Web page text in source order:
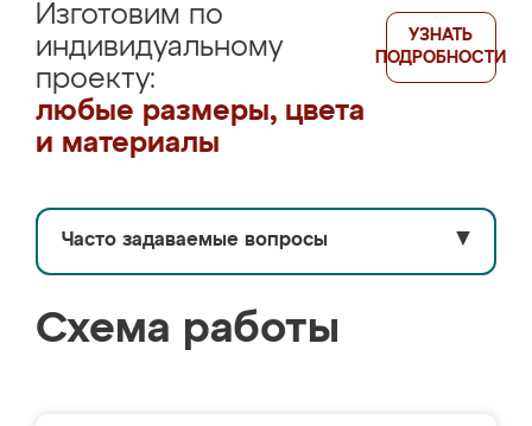
Изготовим по
индивидуальному
проекту:
любые размеры, цвета
и материалы
УЗНАТЬ
ПОДРОБНОСТИ
Часто задаваемые вопросы ▼
Схема работы